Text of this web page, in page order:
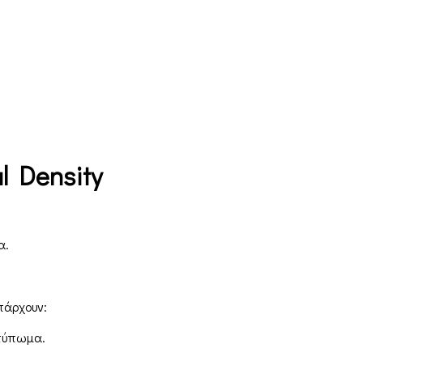
Density